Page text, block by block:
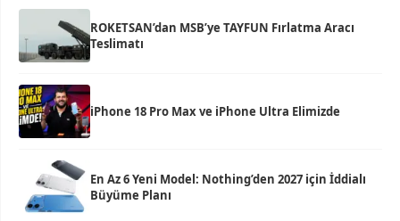
ROKETSAN’dan MSB’ye TAYFUN Fırlatma Aracı
Teslimatı
iPhone 18 Pro Max ve iPhone Ultra Elimizde
En Az 6 Yeni Model: Nothing’den 2027 için İddialı
Büyüme Planı